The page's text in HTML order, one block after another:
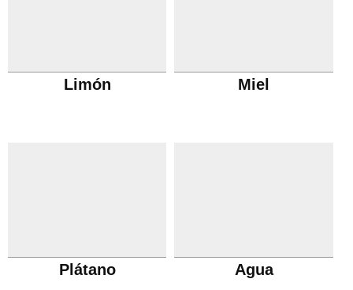
Limón Miel
Plátano Agua